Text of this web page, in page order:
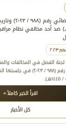
اقرأ الخبر كاملاً
كل الأخبار
ضد أحد مخالفي نظام
الفصل في المخالفات
قرارها رقم (۹۸۸ / ۲۰۲۳)
اقرأ الخبر كاملاً
كل الأخبار
اقرأ الخبر كاملاً
كل الأخبار
اقرأ الخبر كاملاً
كل الأخبار